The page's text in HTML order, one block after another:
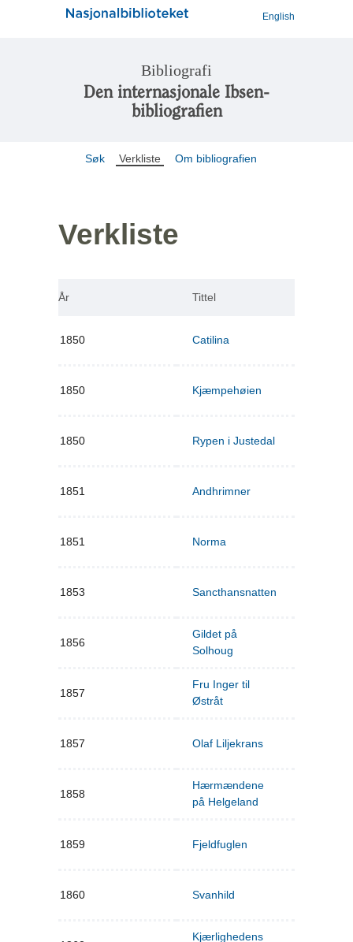
English
Bibliografi
Den internasjonale Ibsen-
bibliografien
Søk Verkliste Om bibliografien
Verkliste
År Tittel
1850 Catilina
1850 Kjæmpehøien
1850 Rypen i Justedal
1851 Andhrimner
1851 Norma
1853 Sancthansnatten
1856
Gildet på
Solhoug
1857
Fru Inger til
Østråt
1857 Olaf Liljekrans
1858
Hærmændene
på Helgeland
1859 Fjeldfuglen
1860 Svanhild
Kjærlighedens